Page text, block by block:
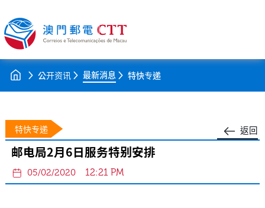
公开资讯 最新消息 特快专递
返回
特快专递
邮电局2月6日服务特别安排
05/02/2020 12:21 PM